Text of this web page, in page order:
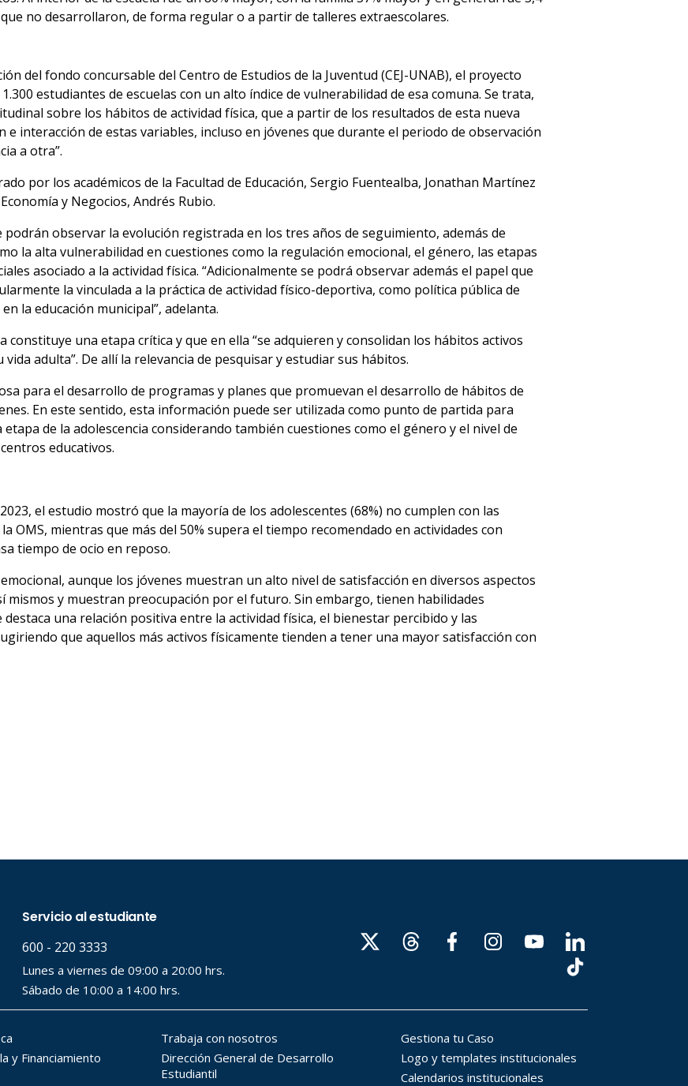
no desarrollaron, de forma regular o a partir de talleres extraescolares.
del fondo concursable del Centro de Estudios de la Juventud (CEJ-UNAB), el proyecto
estudiantes de escuelas con un alto índice de vulnerabilidad de esa comuna. Se trata,
sobre los hábitos de actividad física, que a partir de los resultados de esta nueva
interacción de estas variables, incluso en jóvenes que durante el periodo de observación
a otra”.
por los académicos de la Facultad de Educación, Sergio Fuentealba, Jonathan Martínez
y Negocios, Andrés Rubio.
observar la evolución registrada en los tres años de seguimiento, además de
la alta vulnerabilidad en cuestiones como la regulación emocional, el género, las etapas
asociado a la actividad física. “Adicionalmente se podrá observar además el papel que
la vinculada a la práctica de actividad físico-deportiva, como política pública de
la educación municipal”, adelanta.
constituye una etapa crítica y que en ella “se adquieren y consolidan los hábitos activos
adulta”. De allí la relevancia de pesquisar y estudiar sus hábitos.
para el desarrollo de programas y planes que promuevan el desarrollo de hábitos de
En este sentido, esta información puede ser utilizada como punto de partida para
etapa de la adolescencia considerando también cuestiones como el género y el nivel de
educativos.
el estudio mostró que la mayoría de los adolescentes (68%) no cumplen con las
OMS, mientras que más del 50% supera el tiempo recomendado en actividades con
tiempo de ocio en reposo.
aunque los jóvenes muestran un alto nivel de satisfacción en diversos aspectos
mismos y muestran preocupación por el futuro. Sin embargo, tienen habilidades
destaca una relación positiva entre la actividad física, el bienestar percibido y las
que aquellos más activos físicamente tienden a tener una mayor satisfacción con